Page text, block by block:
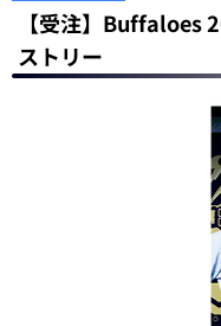
【受注】Buffaloes
ストリー